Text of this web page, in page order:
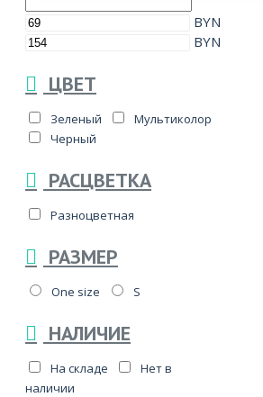
BYN
BYN
ЦВЕТ
Зеленый
Мультиколор
Черный
РАСЦВЕТКА
Разноцветная
РАЗМЕР
One size S
НАЛИЧИЕ
На складе
Нет в
наличии